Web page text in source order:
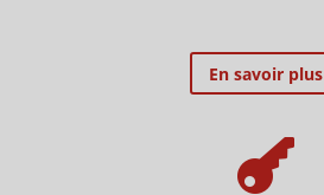
En savoir plus
